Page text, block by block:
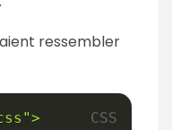
ressembler
>